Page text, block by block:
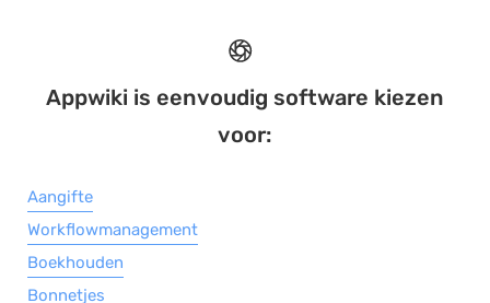
Appwiki is eenvoudig software kiezen
voor:
Aangifte
Workflowmanagement
Boekhouden
Bonnetjes